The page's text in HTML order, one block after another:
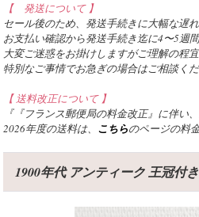
【 発送について 】
セール後のため、発送手続きに大幅な遅れ
お支払い確認から発送手続き迄に4〜5週
大変ご迷惑をお掛けしますがご理解の程
特別なご事情でお急ぎの場合はご相談くだ
【 送料改正について 】
『『フランス郵便局の料金改正』に伴い
2026年度の送料は、 こちらのページの料
1900年代 アンティーク 王冠付